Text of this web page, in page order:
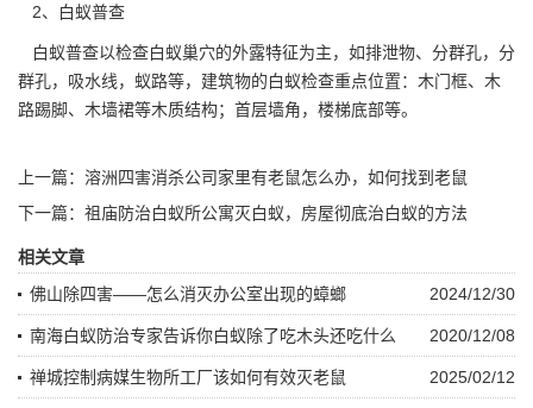
2、白蚁普查
白蚁普查以检查白蚁巢穴的外露特征为主，如排泄物、分群孔，分
群孔，吸水线，蚁路等， 建筑物的白蚁检查重点位置：木门框、木
路踢脚、木墙裙等木质结构；首层墙角，楼梯底部等。
上一篇： 溶洲四害消杀公司家里有老鼠怎么办，如何找到老鼠
下一篇： 祖庙防治白蚁所公寓灭白蚁，房屋彻底治白蚁的方法
相关文章
2024/12/30
佛山除四害——怎么消灭办公室出现的蟑螂
2020/12/08
南海白蚁防治专家告诉你白蚁除了吃木头还吃什么
2025/02/12
禅城控制病媒生物所工厂该如何有效灭老鼠